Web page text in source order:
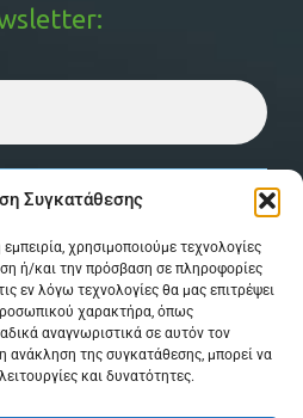
Συγκατάθεσης
χρησιμοποιούμε τεχνολογίες
ή/και την πρόσβαση σε πληροφορίες
εν λόγω τεχνολογίες θα μας επιτρέψει
χαρακτήρα, όπως
αναγνωριστικά σε αυτόν τον
ανάκληση της συγκατάθεσης, μπορεί να
και δυνατότητες.
λεπτομέρειες.